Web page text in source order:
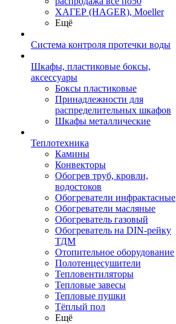
ХАГЕР (HAGER), Moeller
Ещё
Система контроля протечки воды
Шкафы, пластиковые боксы,
аксессуары
Боксы пластиковые
Принадлежности для
распределительных шкафов
Шкафы металлические
Теплотехника
Камины
Конвекторы
Обогрев труб, кровли,
водостоков
Обогреватели инфрактасные
Обогреватели масляные
Обогреватель газовый
Обогреватель на DIN-рейку
ТДМ
Отопительное оборудование
Полотенцесушители
Тепловентиляторы
Тепловые завесы
Тепловые пушки
Тёплый пол
Ещё